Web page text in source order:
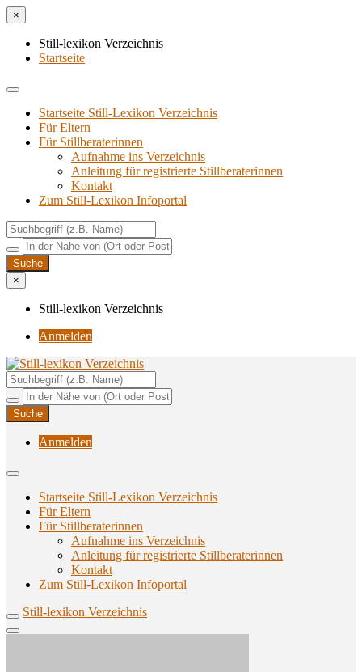
×
Still-lexikon Verzeichnis
Startseite
Startseite Still-Lexikon Verzeichnis
Für Eltern
Für Stillberaterinnen
Aufnahme ins Verzeichnis
Anlei­tung für regis­trier­te Stillberaterinnen
Kon­takt
Zum Still-Lexikon Infoportal
×
Still-lexikon Verzeichnis
Anmelden
Still-lexikon Verzeichnis
Unterstützungsangebote rund ums Stillen
Anmelden
Startseite Still-Lexikon Verzeichnis
Für Eltern
Für Stillberaterinnen
Aufnahme ins Verzeichnis
Anlei­tung für regis­trier­te Stillberaterinnen
Kon­takt
Zum Still-Lexikon Infoportal
Still-lexikon Verzeichnis